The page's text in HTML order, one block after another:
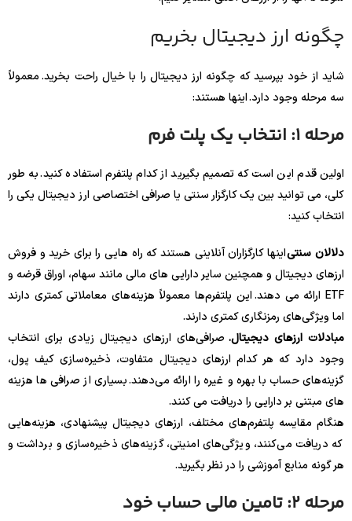
چگونه ارز دیجیتال بخریم
شاید از خود بپرسید که چگونه ارز دیجیتال را با خیال راحت بخرید. معمولاً
سه مرحله وجود دارد. اینها هستند:
مرحله 1: انتخاب یک پلت فرم
اولین قدم این است که تصمیم بگیرید از کدام پلتفرم استفاده کنید. به طور
کلی، می توانید بین یک کارگزار سنتی یا صرافی اختصاصی ارز دیجیتال یکی را
انتخاب کنید:
دلالان سنتیاینها کارگزاران آنلاینی هستند که راه هایی را برای خرید و فروش
ارزهای دیجیتال و همچنین سایر دارایی های مالی مانند سهام، اوراق قرضه و
ETF ارائه می دهند. این پلتفرم‌ها معمولاً هزینه‌های معاملاتی کمتری دارند
اما ویژگی‌های رمزنگاری کمتری دارند.
مبادلات ارزهای دیجیتال. صرافی‌های ارزهای دیجیتال زیادی برای انتخاب
وجود دارد که هر کدام ارزهای دیجیتال متفاوت، ذخیره‌سازی کیف پول،
گزینه‌های حساب با بهره و غیره را ارائه می‌دهند. بسیاری از صرافی ها هزینه
های مبتنی بر دارایی را دریافت می کنند.
هنگام مقایسه پلتفرم‌های مختلف، ارزهای دیجیتال پیشنهادی، هزینه‌هایی
که دریافت می‌کنند، ویژگی‌های امنیتی، گزینه‌های ذخیره‌سازی و برداشت و
هر گونه منابع آموزشی را در نظر بگیرید.
مرحله 2: تامین مالی حساب خود